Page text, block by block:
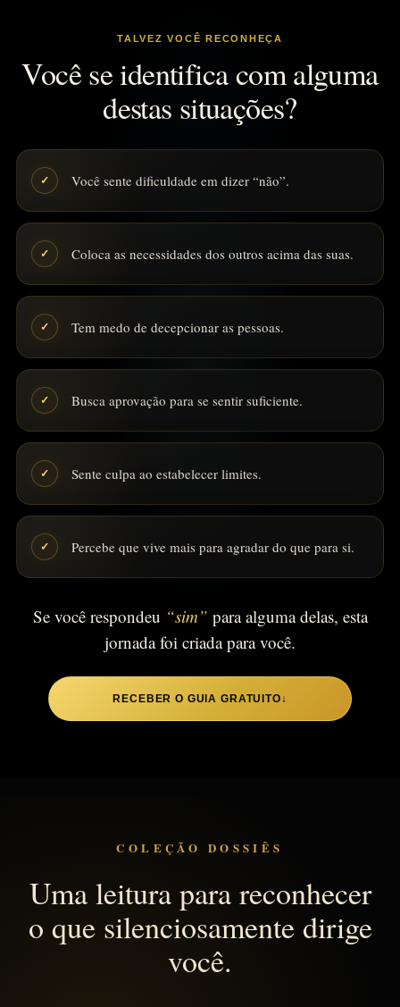
TALVEZ VOCÊ RECONHEÇA
Você se identifica com alguma
destas situações?
✓ Você sente dificuldade em dizer “não”.
✓ Coloca as necessidades dos outros acima das suas.
✓ Tem medo de decepcionar as pessoas.
✓ Busca aprovação para se sentir suficiente.
✓ Sente culpa ao estabelecer limites.
✓ Percebe que vive mais para agradar do que para si.
Se você respondeu “sim” para alguma delas, esta
jornada foi criada para você.
RECEBER O GUIA GRATUITO↓
COLEÇÃO DOSSIÊS
Uma leitura para reconhecer
o que silenciosamente dirige
você.